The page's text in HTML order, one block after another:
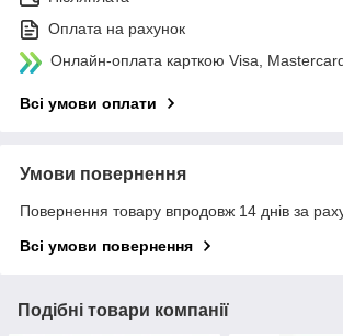
Оплата на рахунок
Онлайн-оплата карткою Visa,
Всі умови оплати
Умови повернення
Повернення товару впродовж 14 днів за
Всі умови повернення
Подібні товари компанії